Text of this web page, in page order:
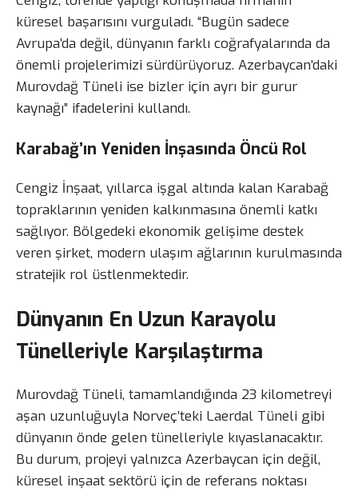
küresel başarısını vurguladı. “Bugün sadece
Avrupa’da değil, dünyanın farklı coğrafyalarında da
önemli projelerimizi sürdürüyoruz. Azerbaycan’daki
Murovdağ Tüneli ise bizler için ayrı bir gurur
kaynağı” ifadelerini kullandı.
Karabağ’ın Yeniden İnşasında Öncü Rol
Cengiz İnşaat, yıllarca işgal altında kalan Karabağ
topraklarının yeniden kalkınmasına önemli katkı
sağlıyor. Bölgedeki ekonomik gelişime destek
veren şirket, modern ulaşım ağlarının kurulmasında
stratejik rol üstlenmektedir.
Dünyanın En Uzun Karayolu
Tünelleriyle Karşılaştırma
Murovdağ Tüneli, tamamlandığında 23 kilometreyi
aşan uzunluğuyla Norveç’teki Laerdal Tüneli gibi
dünyanın önde gelen tünelleriyle kıyaslanacaktır.
Bu durum, projeyi yalnızca Azerbaycan için değil,
küresel inşaat sektörü için de referans noktası